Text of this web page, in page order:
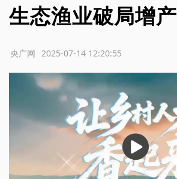
生态渔业破局增产
2025-07-14 12:20:55
央广网
播
放